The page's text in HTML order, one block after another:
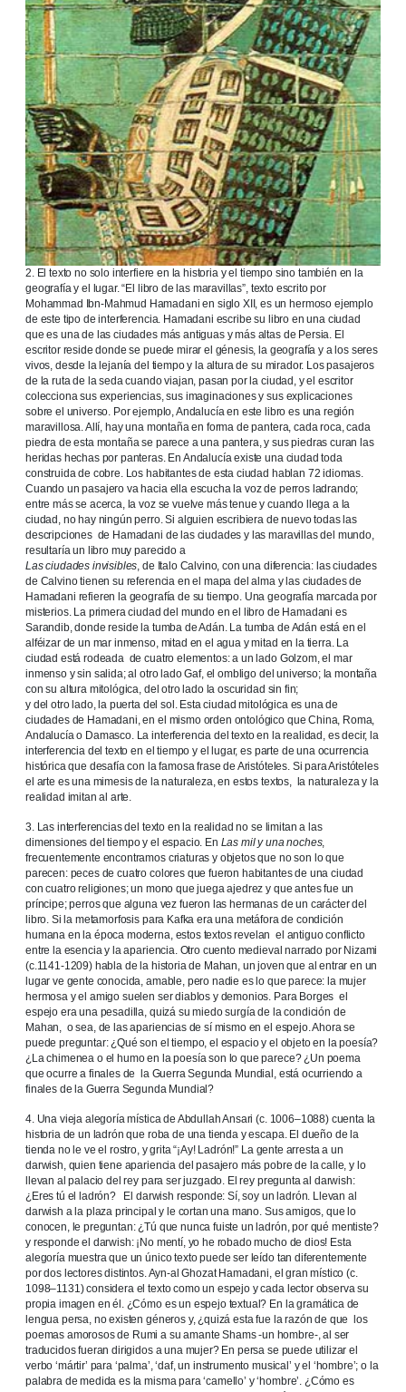
2. El texto no solo interfiere en la historia y el tiempo sino también en la
geografía y el lugar. “El libro de las maravillas”, texto escrito por
Mohammad Ibn-Mahmud Hamadani en siglo XII, es un hermoso ejemplo
de este tipo de interferencia. Hamadani escribe su libro en una ciudad
que es una de las ciudades más antiguas y más altas de Persia. El
escritor reside donde se puede mirar el génesis, la geografía y a los seres
vivos, desde la lejanía del tiempo y la altura de su mirador. Los pasajeros
de la ruta de la seda cuando viajan, pasan por la ciudad, y el escritor
colecciona sus experiencias, sus imaginaciones y sus explicaciones
sobre el universo. Por ejemplo, Andalucía en este libro es una región
maravillosa. Allí, hay una montaña en forma de pantera, cada roca, cada
piedra de esta montaña se parece a una pantera, y sus piedras curan las
heridas hechas por panteras. En Andalucía existe una ciudad toda
construida de cobre. Los habitantes de esta ciudad hablan 72 idiomas.
Cuando un pasajero va hacia ella escucha la voz de perros ladrando;
entre más se acerca, la voz se vuelve más tenue y cuando llega a la
ciudad, no hay ningún perro. Si alguien escribiera de nuevo todas las
descripciones de Hamadani de las ciudades y las maravillas del mundo,
resultaría un libro muy parecido a
Las ciudades invisibles , de Italo Calvino, con una diferencia: las ciudades
de Calvino tienen su referencia en el mapa del alma y las ciudades de
Hamadani refieren la geografía de su tiempo. Una geografía marcada por
misterios. La primera ciudad del mundo en el libro de Hamadani es
Sarandib, donde reside la tumba de Adán. La tumba de Adán está en el
alféizar de un mar inmenso, mitad en el agua y mitad en la tierra. La
ciudad está rodeada de cuatro elementos: a un lado Golzom, el mar
inmenso y sin salida; al otro lado Gaf, el ombligo del universo; la montaña
con su altura mitológica, del otro lado la oscuridad sin fin;
y del otro lado, la puerta del sol. Esta ciudad mitológica es una de
ciudades de Hamadani, en el mismo orden ontológico que China, Roma,
Andalucía o Damasco. La interferencia del texto en la realidad, es decir, la
interferencia del texto en el tiempo y el lugar, es parte de una ocurrencia
histórica que desafía con la famosa frase de Aristóteles. Si para Aristóteles
el arte es una mimesis de la naturaleza, en estos textos, la naturaleza y la
realidad imitan al arte.
3. Las interferencias del texto en la realidad no se limitan a las
dimensiones del tiempo y el espacio. En Las mil y una noches,
frecuentemente encontramos criaturas y objetos que no son lo que
parecen: peces de cuatro colores que fueron habitantes de una ciudad
con cuatro religiones; un mono que juega ajedrez y que antes fue un
príncipe; perros que alguna vez fueron las hermanas de un carácter del
libro. Si la metamorfosis para Kafka era una metáfora de condición
humana en la época moderna, estos textos revelan el antiguo conflicto
entre la esencia y la apariencia. Otro cuento medieval narrado por Nizami
(c.1141-1209) habla de la historia de Mahan, un joven que al entrar en un
lugar ve gente conocida, amable, pero nadie es lo que parece: la mujer
hermosa y el amigo suelen ser diablos y demonios. Para Borges el
espejo era una pesadilla, quizá su miedo surgía de la condición de
Mahan, o sea, de las apariencias de sí mismo en el espejo. Ahora se
puede preguntar: ¿Qué son el tiempo, el espacio y el objeto en la poesía?
¿La chimenea o el humo en la poesía son lo que parece? ¿Un poema
que ocurre a finales de la Guerra Segunda Mundial, está ocurriendo a
finales de la Guerra Segunda Mundial?
4. Una vieja alegoría mística de Abdullah Ansari (c. 1006–1088) cuenta la
historia de un ladrón que roba de una tienda y escapa. El dueño de la
tienda no le ve el rostro, y grita “¡Ay! Ladrón!” La gente arresta a un
darwish, quien tiene apariencia del pasajero más pobre de la calle, y lo
llevan al palacio del rey para ser juzgado. El rey pregunta al darwish:
¿Eres tú el ladrón? El darwish responde: Sí, soy un ladrón. Llevan al
darwish a la plaza principal y le cortan una mano. Sus amigos, que lo
conocen, le preguntan: ¿Tú que nunca fuiste un ladrón, por qué mentiste?
y responde el darwish: ¡No mentí, yo he robado mucho de dios! Esta
alegoría muestra que un único texto puede ser leído tan diferentemente
por dos lectores distintos. Ayn-al Ghozat Hamadani, el gran místico (c.
1098–1131) considera el texto como un espejo y cada lector observa su
propia imagen en él. ¿Cómo es un espejo textual? En la gramática de
lengua persa, no existen géneros y, ¿quizá esta fue la razón de que los
poemas amorosos de Rumi a su amante Shams -un hombre-, al ser
traducidos fueran dirigidos a una mujer? En persa se puede utilizar el
verbo ‘mártir’ para ‘palma’, ‘daf, un instrumento musical’ y el ‘hombre’; o la
palabra de medida es la misma para ‘camello’ y ‘hombre’. ¿Cómo es